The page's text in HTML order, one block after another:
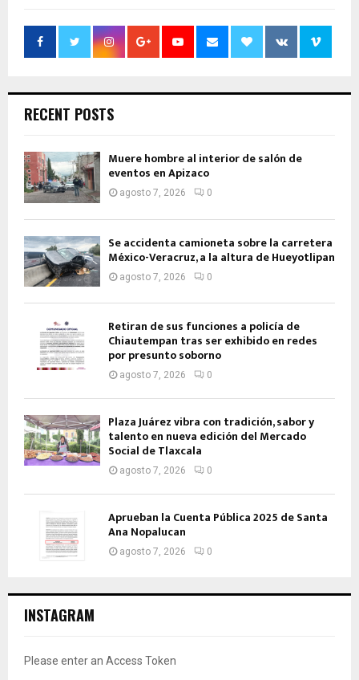
RECENT POSTS
Muere hombre al interior de salón de
eventos en Apizaco
agosto 7, 2026 0
Se accidenta camioneta sobre la carretera
México-Veracruz, a la altura de Hueyotlipan
agosto 7, 2026 0
Retiran de sus funciones a policía de
Chiautempan tras ser exhibido en redes
por presunto soborno
agosto 7, 2026 0
Plaza Juárez vibra con tradición, sabor y
talento en nueva edición del Mercado
Social de Tlaxcala
agosto 7, 2026 0
Aprueban la Cuenta Pública 2025 de Santa
Ana Nopalucan
agosto 7, 2026 0
INSTAGRAM
Please enter an Access Token